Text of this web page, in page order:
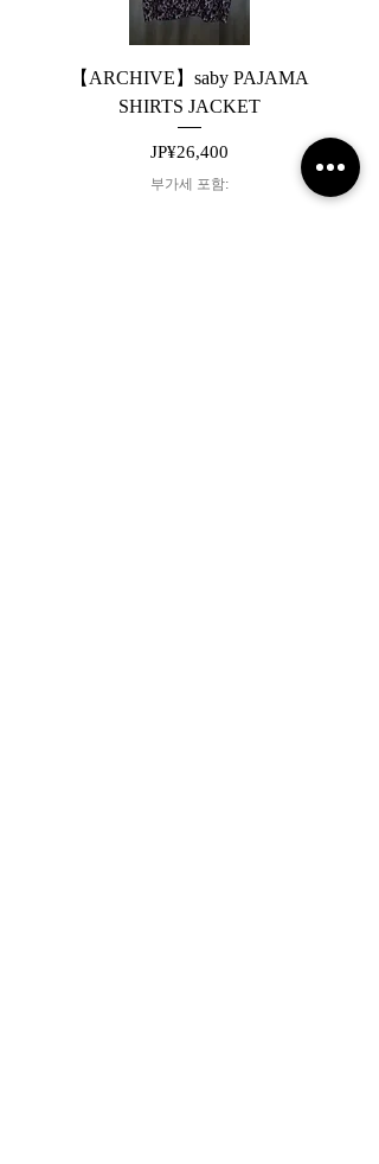
【ARCHIVE】saby PAJAMA
SHIRTS JACKET
가격
JP¥26,400
부가세 포함: